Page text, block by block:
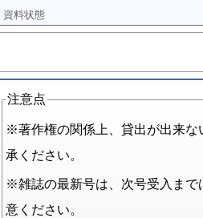
注意点
※著作権の関係上、貸出が出来な
承ください。
※雑誌の最新号は、次号受入まで
意ください。